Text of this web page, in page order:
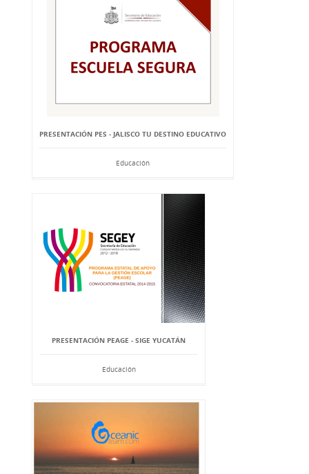
PRESENTACIÓN PES - JALISCO TU DESTINO EDUCATIVO
Educación
PRESENTACIÓN PEAGE - SIGE YUCATÁN
Educación